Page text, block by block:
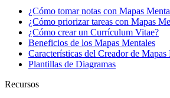
¿Cómo tomar notas con Mapas
¿Cómo priorizar tareas con Mapas
¿Cómo crear un Currículum Vitae?
Beneficios de los Mapas Mentales
Características del Creador de Mapas
Plantillas de Diagramas
Recursos